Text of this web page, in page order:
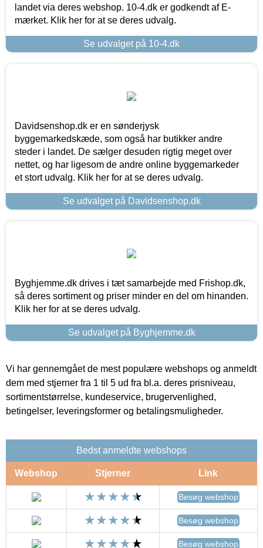
landet via deres webshop. 10-4.dk er godkendt af E-
mærket. Klik her for at se deres udvalg.
Se udvalget på 10-4.dk
Davidsenshop.dk er en sønderjysk
byggemarkedskæde, som også har butikker andre
steder i landet. De sælger desuden rigtig meget over
nettet, og har ligesom de andre online byggemarkeder
et stort udvalg. Klik her for at se deres udvalg.
Se udvalget på Davidsenshop.dk
Byghjemme.dk drives i tæt samarbejde med Frishop.dk,
så deres sortiment og priser minder en del om hinanden.
Klik her for at se deres udvalg.
Se udvalget på Byghjemme.dk
Vi har gennemgået de mest populære webshops og anmeldt
dem med stjerner fra 1 til 5 ud fra bl.a. deres prisniveau,
sortimentstørrelse, kundeservice, brugervenlighed,
betingelser, leveringsformer og betalingsmuligheder.
Bedst anmeldte webshops
Webshop Stjerner Link
Besøg webshop
Besøg webshop
Besøg webshop